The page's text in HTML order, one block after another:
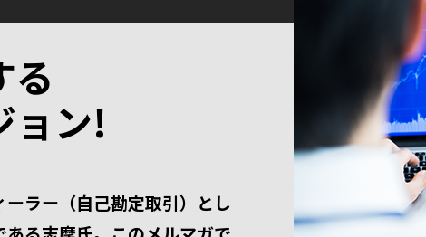
る
ョン!
ラー（自己勘定取引）とし